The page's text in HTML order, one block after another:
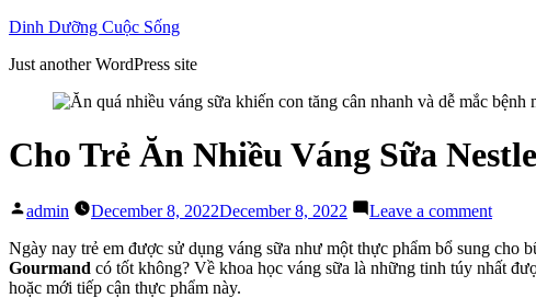
Skip
content
Dinh Dưỡng Cuộc Sống
Just another WordPress site
Cho Trẻ Ăn Nhiều Váng Sữa
Posted
admin December 8, 2022December 8, 2022 Leave a commenton
Trẻ
Ăn
Ngày nay trẻ em được sử dụng váng sữa như một thực phẩm bổ sung cho
Gourmand có tốt không? Về khoa học váng sữa là những tinh túy nhất
hoặc mới tiếp cận thực phẩm này.